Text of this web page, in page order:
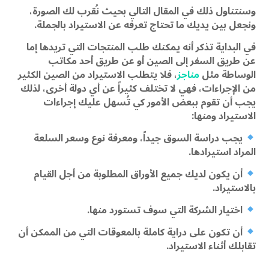
وسنتناول ذلك في المقال التالي بحيث نُقرب لك الصورة،
ونجعل بين يديك ما تحتاج تعرفه عن الاستيراد بالجملة.
في البداية تذكر أنه يمكنك طلب المنتجات التي تريدها إما
عن طريق السفر إلى الصين أو عن طريق أحد مكاتب
الوساطة مثلمناجز، فلا يتطلب الاستيراد من الصين الكثير
من الإجراءات، فهي لا تختلف كثيراً عن أي دولة أخرى، لذلك
يجب أن تقوم ببعض الأمور كي تُسهل عليك إجراءات
الاستيراد ومنها:
يجب دراسة السوق جيداً، ومعرفة نوع وسعر السلعة
المراد استيرادها.
أن يكون لديك جميع الأوراق المطلوبة من أجل القيام
بالاستيراد.
اختيار الشركة التي سوف تستورد منها.
أن تكون على دراية كاملة بالمعوقات التي من الممكن أن
تقابلك أثناء الاستيراد.